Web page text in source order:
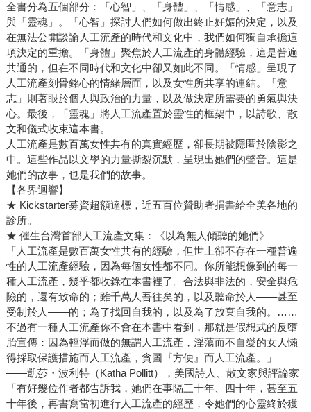
全書分為五個部分：「心智」、「身體」、「情感」、「意志」
與「靈魂」。「心智」探討人們如何做出終止妊娠的決定，以及
在無法公開談論人工流產的時代和文化中，我們如何獨自承擔這
項決定的重擔。「身體」聚焦於人工流產的身體經驗，這是普遍
共通的，但在不同時代和文化中卻又如此不同。「情感」呈現了
人工流產刻骨銘心的情緒層面，以及女性所共享的連結。「意
志」則著眼於個人與政治的力量，以及做決定所需要的勇氣與決
心。最後，「靈魂」將人工流產置於靈性的框架中，以詩歌、散
文和儀式收束這本書。
人工流產是數百萬女性共有的真實經歷，卻長期被隱匿於陰影之
中。這些作品以文學的力量撕裂沉默，呈現出她們的聲音。這是
她們的故事，也是我們的故事。
【各界迴響】
★ Kickstarter募資超額達標，近五百位贊助者捐書給全美各地的
診所。
★ 催生台灣首部人工流產文集：《以為無人傾聽的她們》
「人工流產是數百萬女性共有的經驗，但世上卻不存在一種普遍
性的人工流產經驗，因為每個女性都不同。你所能想像到的每一
種人工流產，幾乎都收錄在本書裡了。合法與非法的，安全與危
險的，還有致命的；雖千萬人吾往矣的，以及聽命於人——甚至
受制於人——的；為了找回自我的，以及為了放棄自我的。……
不過有一種人工流產你不會在本書中看到，那就是假想式的反墮
胎宣傳：因為輕浮而做的無謂人工流產，淫蕩而不自愛的女人懶
得採取保護措施而人工流產，貪圖『方便』而人工流產。」
——凱莎・波利特（Katha Pollitt），美國詩人、散文家與評論家
「有好幾位作者都告訴我，她們在事隔三十年、四十年，甚至五
十年後，再書寫當初進行人工流產的經歷，令她們的心靈終於獲